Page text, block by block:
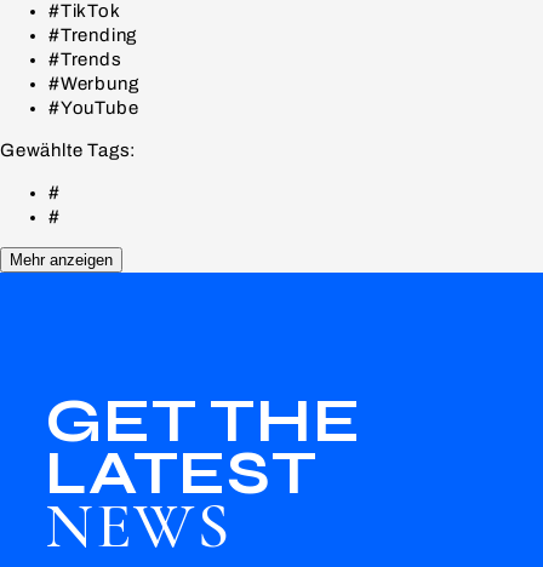
#TikTok
#Trending
#Trends
#Werbung
#YouTube
Gewählte Tags:
#
#
Mehr anzeigen
GET THE
LATEST
NEWS